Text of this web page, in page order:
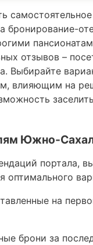
бронирование-
отзывов –
Выбирайте
влияющим на
Южно-
портала,
оптимального
на
брони за